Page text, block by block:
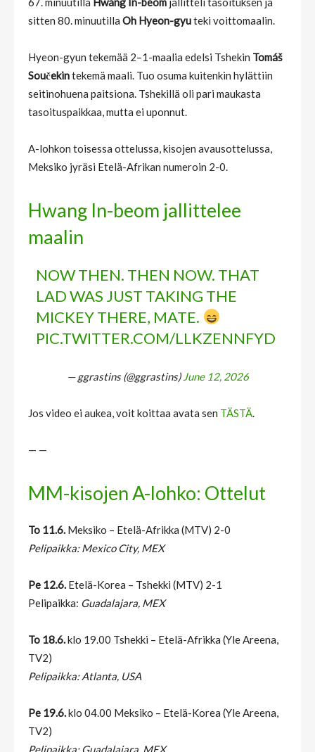
sitten 80. minuutilla Oh Hyeon-gyuteki voittomaalin.
Hyeon-gyun tekemää 2–1-maalia edelsi Tshekin Tomáš
Součekintekemä maali. Tuo osuma kuitenkin hylättiin
seitinohuena paitsiona. Tshekillä oli pari maukasta
tasoituspaikkaa, mutta ei uponnut.
A-lohkon toisessa ottelussa, kisojen avausottelussa,
Meksiko jyräsi Etelä-Afrikan numeroin 2-0.
Hwang In-beom jallittelee
maalin
NOW THEN. THEN NOW. THAT
LAD WAS JUST TAKING THE
MICKEY THERE, MATE.
PIC.TWITTER.COM/LLKZENNFYD
— ggrastins (@ggrastins)June 12, 2026
Jos video ei aukea, voit koittaa avata sen TÄSTÄ.
— —
MM-kisojen A-lohko: Ottelut
To 11.6. Meksiko – Etelä-Afrikka (MTV) 2-0
Pelipaikka: Mexico City, MEX
Pe 12.6. Etelä-Korea – Tshekki (MTV) 2-1
Pelipaikka: Guadalajara, MEX
To 18.6.klo 19.00 Tshekki – Etelä-Afrikka (Yle Areena,
TV2)
Pelipaikka: Atlanta, USA
Pe 19.6.klo 04.00 Meksiko – Etelä-Korea (Yle Areena,
TV2)
Pelipaikka: Guadalajara, MEX